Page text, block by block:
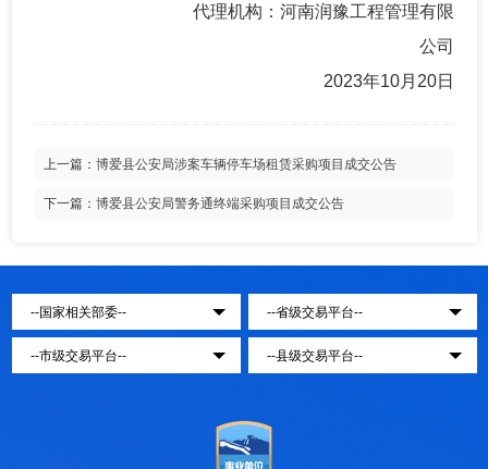
代理机构：河南润豫工程管理有限
公司
2023年10月20日
上一篇：博爱县公安局涉案车辆停车场租赁采购项目成交公告
下一篇：博爱县公安局警务通终端采购项目成交公告